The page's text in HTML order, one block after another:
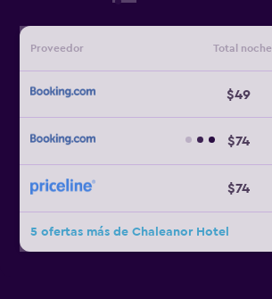
Proveedor Total noche
$49
$74
$74
5 ofertas más de Chaleanor Hotel